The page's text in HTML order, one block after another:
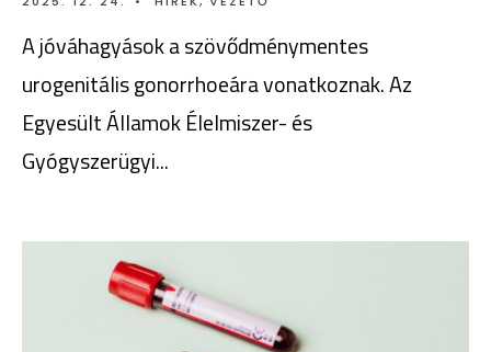
A jóváhagyások a szövődménymentes
urogenitális gonorrhoeára vonatkoznak. Az
Egyesült Államok Élelmiszer- és
Gyógyszerügyi...